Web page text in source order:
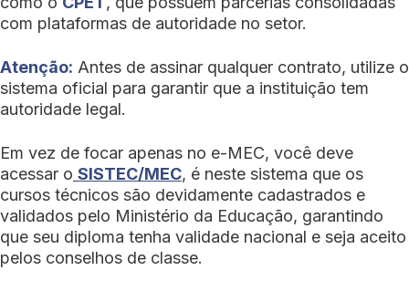
com plataformas de autoridade no setor.
Atenção: Antes de assinar qualquer contrato, utilize o
sistema oficial para garantir que a instituição tem
autoridade legal.
Em vez de focar apenas no e-MEC, você deve
acessar o SISTEC/MEC, é neste sistema que os
cursos técnicos são devidamente cadastrados e
validados pelo Ministério da Educação, garantindo
que seu diploma tenha validade nacional e seja aceito
pelos conselhos de classe.